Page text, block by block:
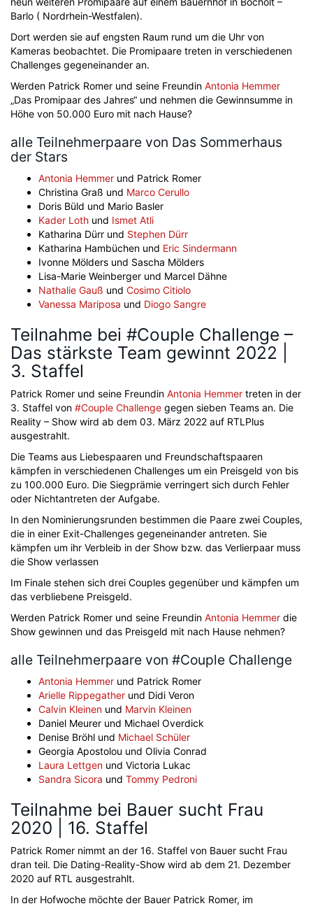
Barlo ( Nordrhein-Westfalen).
Dort werden sie auf engsten Raum rund um die Uhr von
Kameras beobachtet. Die Promipaare treten in verschiedenen
Challenges gegeneinander an.
Werden Patrick Romer und seine Freundin Antonia Hemmer
„Das Promipaar des Jahres“ und nehmen die Gewinnsumme in
Höhe von 50.000 Euro mit nach Hause?
alle Teilnehmerpaare von Das Sommerhaus
der Stars
Antonia Hemmer und Patrick Romer
Christina Graß und Marco Cerullo
Doris Büld und Mario Basler
Kader Loth und Ismet Atli
Katharina Dürr und Stephen Dürr
Katharina Hambüchen und Eric Sindermann
Ivonne Mölders und Sascha Mölders
Lisa-Marie Weinberger und Marcel Dähne
Nathalie Gauß und Cosimo Citiolo
Vanessa Mariposa und Diogo Sangre
Teilnahme bei #Couple Challenge –
Das stärkste Team gewinnt 2022 |
3. Staffel
Patrick Romer und seine Freundin Antonia Hemmer treten in der
3. Staffel von #Couple Challenge gegen sieben Teams an. Die
Reality – Show wird ab dem 03. März 2022 auf RTLPlus
ausgestrahlt.
Die Teams aus Liebespaaren und Freundschaftspaaren
kämpfen in verschiedenen Challenges um ein Preisgeld von bis
zu 100.000 Euro. Die Siegprämie verringert sich durch Fehler
oder Nichtantreten der Aufgabe.
In den Nominierungsrunden bestimmen die Paare zwei Couples,
die in einer Exit-Challenges gegeneinander antreten. Sie
kämpfen um ihr Verbleib in der Show bzw. das Verlierpaar muss
die Show verlassen
Im Finale stehen sich drei Couples gegenüber und kämpfen um
das verbliebene Preisgeld.
Werden Patrick Romer und seine Freundin Antonia Hemmer die
Show gewinnen und das Preisgeld mit nach Hause nehmen?
alle Teilnehmerpaare von #Couple Challenge
Antonia Hemmer und Patrick Romer
Arielle Rippegather und Didi Veron
Calvin Kleinen und Marvin Kleinen
Daniel Meurer und Michael Overdick
Denise Bröhl und Michael Schüler
Georgia Apostolou und Olivia Conrad
Laura Lettgen und Victoria Lukac
Sandra Sicora und Tommy Pedroni
Teilnahme bei Bauer sucht Frau
2020 | 16. Staffel
Patrick Romer nimmt an der 16. Staffel von Bauer sucht Frau
dran teil. Die Dating-Reality-Show wird ab dem 21. Dezember
2020 auf RTL ausgestrahlt.
In der Hofwoche möchte der Bauer Patrick Romer, im